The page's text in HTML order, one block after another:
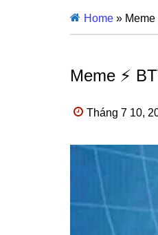
Home »
Meme ⚡
Tháng 7 10,